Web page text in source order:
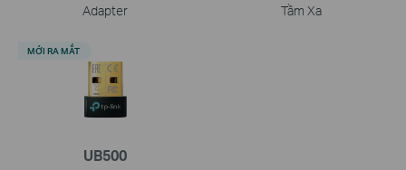
Adapter
Tầm Xa
UB500
MỚI RA MẮT